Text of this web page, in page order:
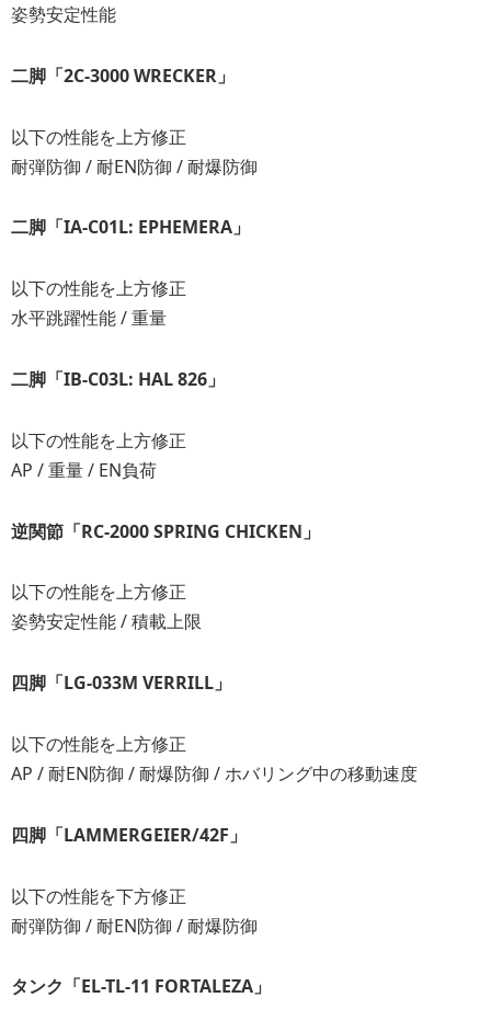
姿勢安定性能
二脚「2C-3000 WRECKER」
以下の性能を上方修正
耐弾防御 / 耐EN防御 / 耐爆防御
二脚「IA-C01L: EPHEMERA」
以下の性能を上方修正
水平跳躍性能 / 重量
二脚「IB-C03L: HAL 826」
以下の性能を上方修正
AP / 重量 / EN負荷
逆関節「RC-2000 SPRING CHICKEN」
以下の性能を上方修正
姿勢安定性能 / 積載上限
四脚「LG-033M VERRILL」
以下の性能を上方修正
AP / 耐EN防御 / 耐爆防御 / ホバリング中の移動速度
四脚「LAMMERGEIER/42F」
以下の性能を下方修正
耐弾防御 / 耐EN防御 / 耐爆防御
タンク「EL-TL-11 FORTALEZA」